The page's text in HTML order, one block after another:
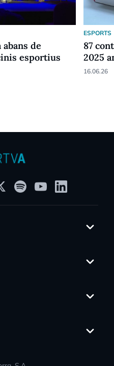
de
esportius
ESPORTS
87
2025
16.06.26